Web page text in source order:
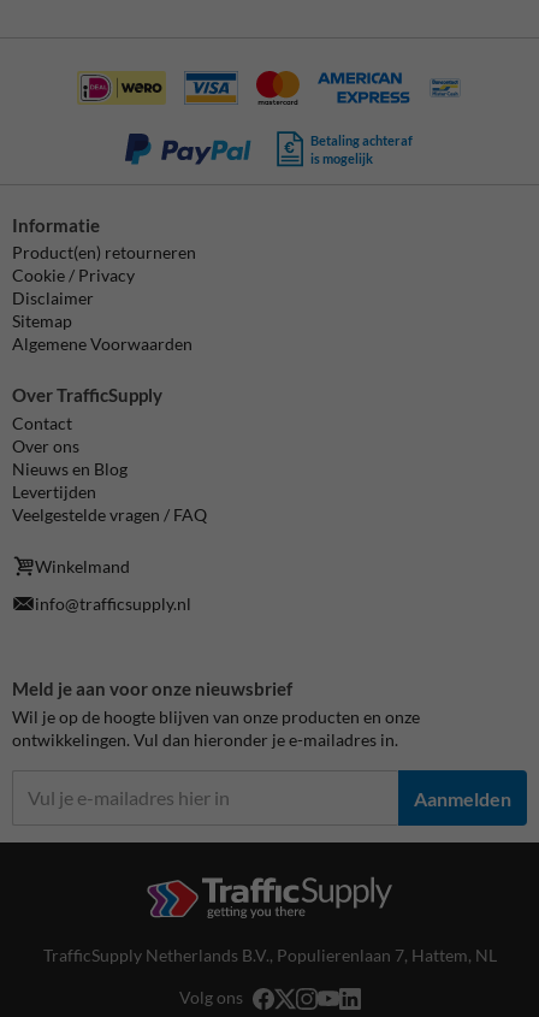
Betaling achteraf
is mogelijk
Informatie
Product(en) retourneren
Cookie / Privacy
Disclaimer
Sitemap
Algemene Voorwaarden
Over TrafficSupply
Contact
Over ons
Nieuws en Blog
Levertijden
Veelgestelde vragen / FAQ
Winkelmand
info@trafficsupply.nl
Meld je aan voor onze nieuwsbrief
Wil je op de hoogte blijven van onze producten en onze
ontwikkelingen. Vul dan hieronder je e-mailadres in.
Aanmelden
TrafficSupply Netherlands B.V., Populierenlaan 7, Hattem, NL
Volg ons